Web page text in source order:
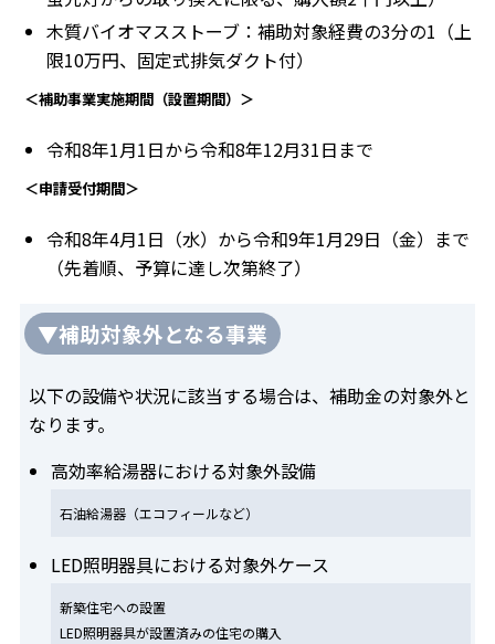
木質バイオマスストーブ：補助対象経費の3分の1（上
限10万円、固定式排気ダクト付）
＜補助事業実施期間（設置期間）＞
令和8年1月1日から令和8年12月31日まで
＜申請受付期間＞
令和8年4月1日（水）から令和9年1月29日（金）まで
（先着順、予算に達し次第終了）
▼補助対象外となる事業
以下の設備や状況に該当する場合は、補助金の対象外と
なります。
高効率給湯器における対象外設備
石油給湯器（エコフィールなど）
LED照明器具における対象外ケース
新築住宅への設置
LED照明器具が設置済みの住宅の購入